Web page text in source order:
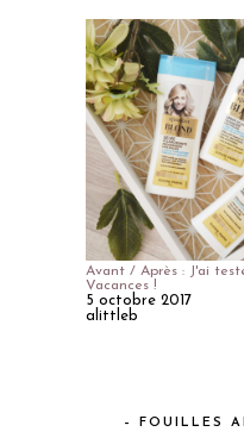
Avant / Après : J'ai
Vacances !
5 octobre 2017
alittleb
– FOUILLES